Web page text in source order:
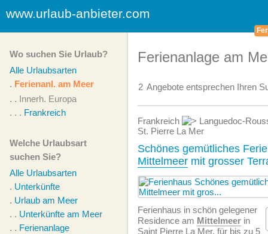
www.urlaub-anbieter.com
Wo suchen Sie Urlaub?
Alle Urlaubsarten
. Ferienanl. am Meer
. . Innerh. Europa
. . . Frankreich
Welche Urlaubsart
suchen Sie?
Alle Urlaubsarten
. Unterkünfte
. Urlaub am Meer
. . Unterkünfte am Meer
. . Ferienanlage
Ferienanlage am
2 Angebote entsprechen Ihren
Frankreich
Languedoc-
St. Pierre La Mer
Schönes gemütliches
Mittelmeer mit grosser
Ferienhaus in schön gelegener
Residence am Mittelmeer in
Saint Pierre La Mer, für bis zu 5